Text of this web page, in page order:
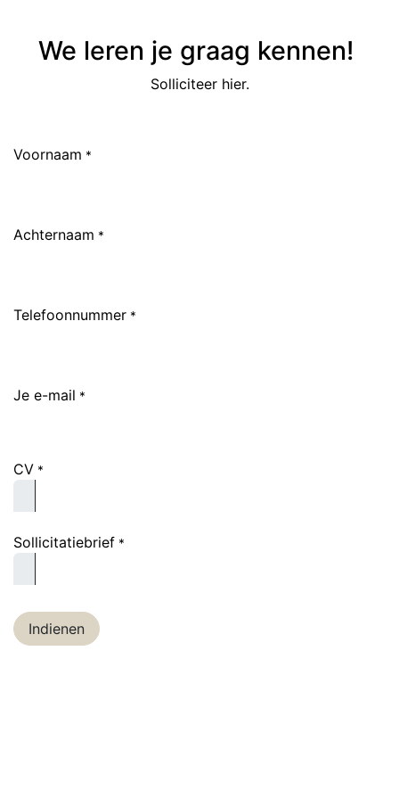
We leren je graag kennen!
Solliciteer hier.
Voornaam *
Achternaam *
Telefoonnummer *
Je e-mail *
CV *
Sollicitatiebrief *
Indienen